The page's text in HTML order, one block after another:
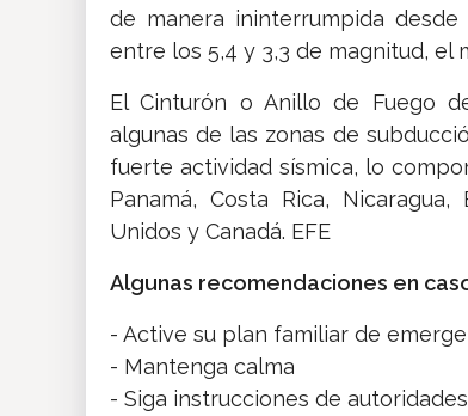
de manera ininterrumpida
entre los 5,4 y 3,3 de magnitud, el
El Cinturón o Anillo de Fuego
algunas de las zonas de
fuerte actividad sísmica, lo
Panamá, Costa Rica,
Unidos y Canadá. EFE
Algunas recomendaciones en
- Active su plan familiar de
- Mantenga calma
- Siga instrucciones de autoridades